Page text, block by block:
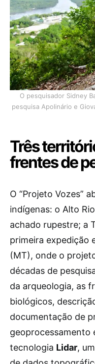
O pesquisador Sidney
pesquisa Apolinário e
Três
frentes de
O “Projeto Vozes”
indígenas: o Alto
achado rupestre; a
primeira expedição
(MT), onde o
décadas de
da arqueologia, as
biológicos,
documentação de
geoprocessamento
tecnologia Lidar,